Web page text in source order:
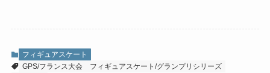
フィギュアスケート
GPS/フランス大会
フィギュアスケート/グランプリシリーズ